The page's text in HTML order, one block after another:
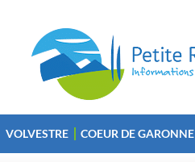
VOLVESTRE COEUR DE GARONNE